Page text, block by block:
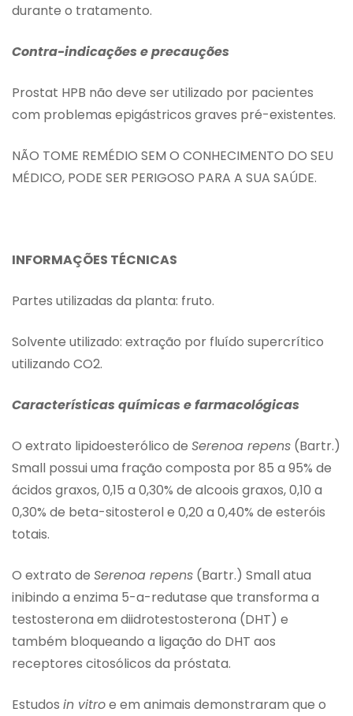
durante o tratamento.
Contra-indicações e precauções
Prostat HPB não deve ser utilizado por pacientes
com problemas epigástricos graves pré-existentes.
NÃO TOME REMÉDIO SEM O CONHECIMENTO DO SEU
MÉDICO, PODE SER PERIGOSO PARA A SUA SAÚDE.
INFORMAÇÕES TÉCNICAS
Partes utilizadas da planta: fruto.
Solvente utilizado: extração por fluído supercrítico
utilizando CO2.
Características químicas e farmacológicas
O extrato lipidoesterólico de Serenoa repens (Bartr.)
Small possui uma fração composta por 85 a 95% de
ácidos graxos, 0,15 a 0,30% de alcoois graxos, 0,10 a
0,30% de beta-sitosterol e 0,20 a 0,40% de esteróis
totais.
O extrato de Serenoa repens (Bartr.) Small atua
inibindo a enzima 5-a-redutase que transforma a
testosterona em diidrotestosterona (DHT) e
também bloqueando a ligação do DHT aos
receptores citosólicos da próstata.
Estudos in vitroe em animais demonstraram que o